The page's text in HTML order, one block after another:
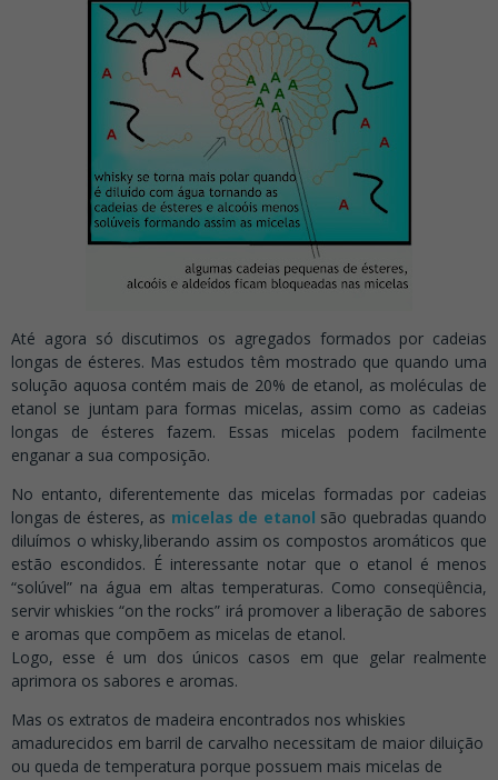
Até agora só discutimos os agregados formados por cadeias
longas de ésteres. Mas estudos têm mostrado que quando uma
solução aquosa contém mais de 20% de etanol, as moléculas de
etanol se juntam para formas micelas, assim como as cadeias
longas de ésteres fazem. Essas micelas podem facilmente
enganar a sua composição.
No entanto, diferentemente das micelas formadas por cadeias
longas de ésteres, as micelas de etanol são quebradas quando
diluímos o whisky,liberando assim os compostos aromáticos que
estão escondidos. É interessante notar que o etanol é menos
“solúvel” na água em altas temperaturas. Como conseqüência,
servir whiskies “on the rocks” irá promover a liberação de sabores
e aromas que compõem as micelas de etanol.
Logo, esse é um dos únicos casos em que gelar realmente
aprimora os sabores e aromas.
Mas os extratos de madeira encontrados nos whiskies
amadurecidos em barril de carvalho necessitam de maior diluição
ou queda de temperatura porque possuem mais micelas de